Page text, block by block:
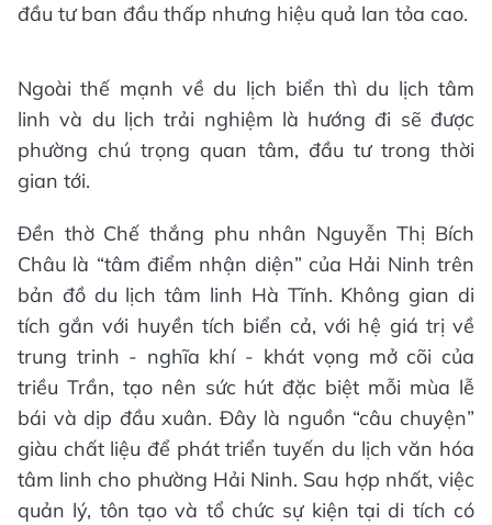
đầu tư ban đầu thấp nhưng hiệu quả lan tỏa cao.
Ngoài thế mạnh về du lịch biển thì du lịch tâm
linh và du lịch trải nghiệm là hướng đi sẽ được
phường chú trọng quan tâm, đầu tư trong thời
gian tới.
Đền thờ Chế thắng phu nhân Nguyễn Thị Bích
Châu là “tâm điểm nhận diện” của Hải Ninh trên
bản đồ du lịch tâm linh Hà Tĩnh. Không gian di
tích gắn với huyền tích biển cả, với hệ giá trị về
trung trinh - nghĩa khí - khát vọng mở cõi của
triều Trần, tạo nên sức hút đặc biệt mỗi mùa lễ
bái và dịp đầu xuân. Đây là nguồn “câu chuyện”
giàu chất liệu để phát triển tuyến du lịch văn hóa
tâm linh cho phường Hải Ninh. Sau hợp nhất, việc
quản lý, tôn tạo và tổ chức sự kiện tại di tích có